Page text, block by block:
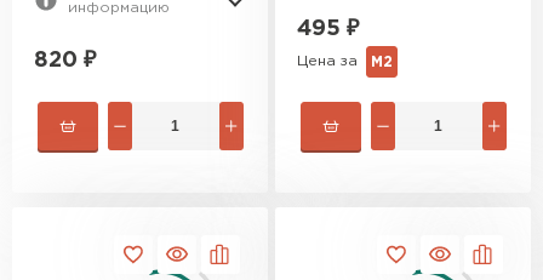
информацию
820 ₽
495 ₽
Цена за М2